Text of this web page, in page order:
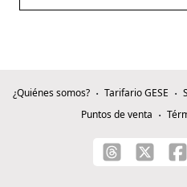
¿Quiénes somos? Tarifario GESE
Puntos de venta